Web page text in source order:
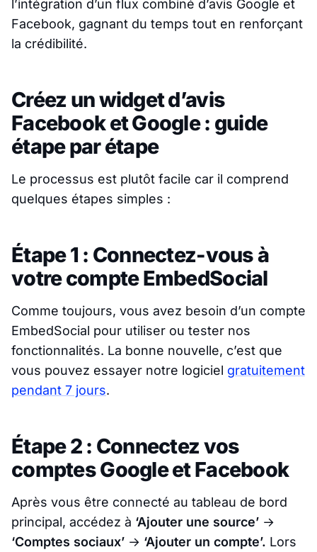
l’intégration d’un flux combiné d’avis Google et
Facebook, gagnant du temps tout en renforçant
la crédibilité.
Créez un widget d’avis
Facebook et Google : guide
étape par étape
Le processus est plutôt facile car il comprend
quelques étapes simples :
Étape 1 : Connectez-vous à
votre compte EmbedSocial
Comme toujours, vous avez besoin d’un compte
EmbedSocial pour utiliser ou tester nos
fonctionnalités. La bonne nouvelle, c’est que
vous pouvez essayer notre logiciel gratuitement
pendant 7 jours.
Étape 2 : Connectez vos
comptes Google et Facebook
Après vous être connecté au tableau de bord
principal, accédez à ‘Ajouter une source’ →
‘Comptes sociaux’ → ‘Ajouter un compte’. Lors